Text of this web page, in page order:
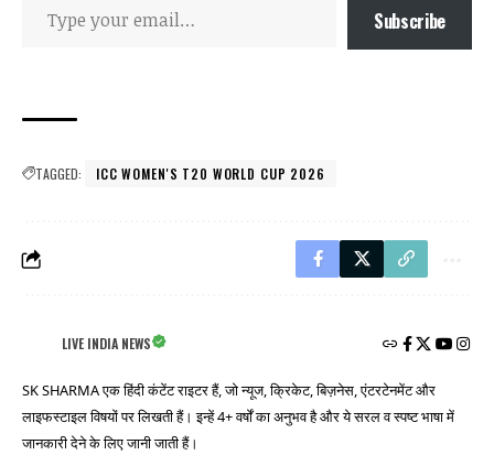
Subscribe
TAGGED: ICC WOMEN'S T20 WORLD CUP 2026
LIVE INDIA NEWS
SK SHARMA एक हिंदी कंटेंट राइटर हैं, जो न्यूज, क्रिकेट, बिज़नेस, एंटरटेनमेंट और
लाइफस्टाइल विषयों पर लिखती हैं। इन्हें 4+ वर्षों का अनुभव है और ये सरल व स्पष्ट भाषा में
जानकारी देने के लिए जानी जाती हैं।